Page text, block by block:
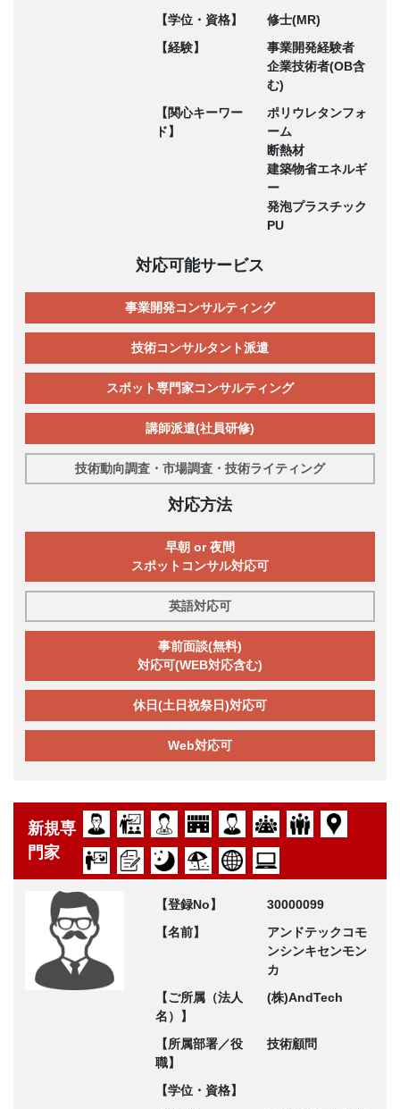
【学位・資格】
修士(MR)
【経験】
事業開発経験者
企業技術者(OB含
む)
【関心キーワー
ド】
ポリウレタンフォ
ーム
断熱材
建築物省エネルギ
ー
発泡プラスチック
PU
対応可能サービス
事業開発コンサルティング
技術コンサルタント派遣
スポット専門家コンサルティング
講師派遣(社員研修)
技術動向調査・市場調査・技術ライティング
対応方法
早朝 or 夜間
スポットコンサル対応可
英語対応可
事前面談(無料)
対応可(WEB対応含む)
休日(土日祝祭日)対応可
Web対応可
新規専
門家
【登録No】
30000099
【名前】
アンドテックコモ
ンシンキセンモン
カ
【ご所属（法人
名）】
(株)AndTech
【所属部署／役
職】
技術顧問
【学位・資格】